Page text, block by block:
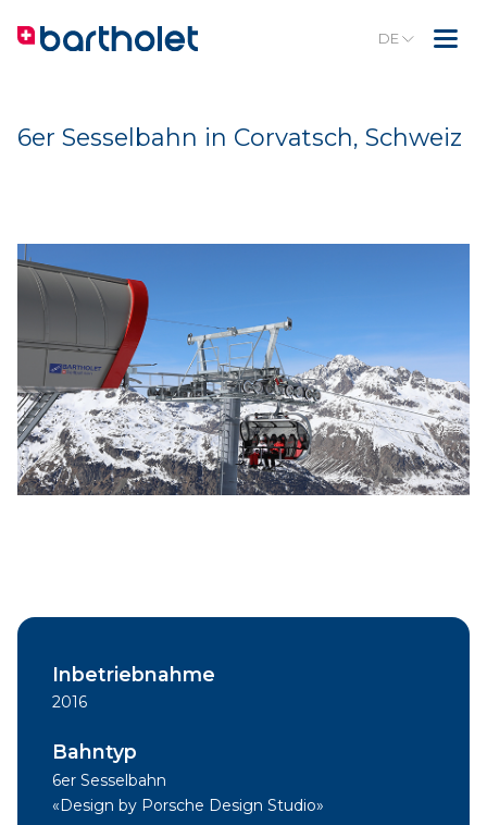
DE
6er Sesselbahn in Corvatsch, Schweiz
Inbetriebnahme
2016
Bahntyp
6er Sesselbahn
«Design by Porsche Design Studio»